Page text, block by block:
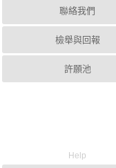
聯絡我們
檢舉與回報
許願池
Help